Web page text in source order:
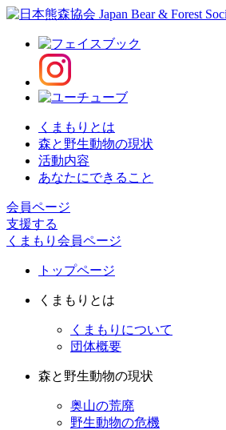
くまもりとは
森と野生動物の現状
活動内容
あなたにできること
会員ページ
支援する
くまもり会員ページ
トップページ
くまもりとは
くまもりについて
団体概要
森と野生動物の現状
奥山の荒廃
野生動物の危機